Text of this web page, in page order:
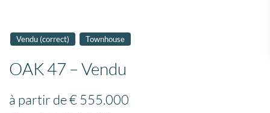
Vendu (correct) Townhouse
OAK 47 – Vendu
à partir de€ 555.000